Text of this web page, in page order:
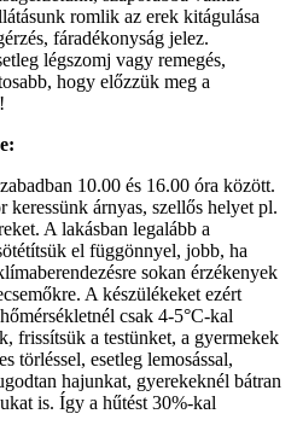
romlik az erek kitágulása
fáradékonyság jelez.
légszomj vagy remegés,
hogy előzzük meg a
10.00 és 16.00 óra között.
árnyas, szellős helyet pl.
A lakásban legalább a
el függönnyel, jobb, ha
sokan érzékenyek
A készülékeket ezért
csak 4-5°C-kal
frissítsük a testünket, a gyermekek
törléssel, esetleg lemosással,
hajunkat, gyerekeknél bátran
is. Így a hűtést 30%-kal